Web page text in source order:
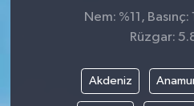
Nem: %11,
Rüzgar:
Akdeniz